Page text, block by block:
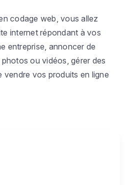
codage web, vous allez
internet répondant à vos
entreprise, annoncer de
ou vidéos, gérer des
vos produits en ligne